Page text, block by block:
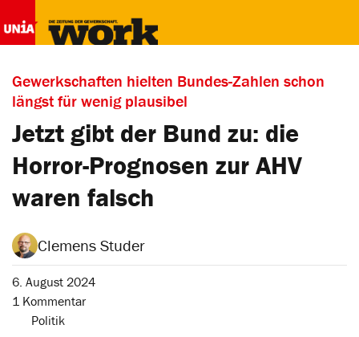
Gewerkschaften hielten Bundes-Zahlen schon
längst für wenig plausibel
Jetzt gibt der Bund zu: die
Horror-Prognosen zur AHV
waren falsch
Clemens Studer
6. August 2024
1 Kommentar
Politik